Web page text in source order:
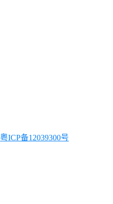
粤ICP备12039300号